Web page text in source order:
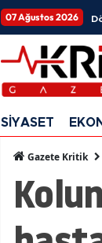
07 Ağustos 2026
SİYASET
Gazete Kritik